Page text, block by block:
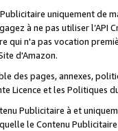
uniquement de
à ne pas utiliser l’API
qui n'a pas vocation
d'Amazon.
des pages, annexes,
Licence et les Politiques
Publicitaire à et
le Contenu